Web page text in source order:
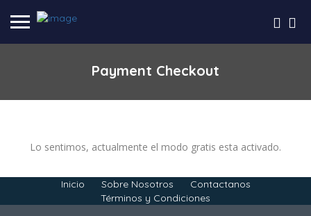
Payment Checkout
Lo sentimos, actualmente el modo gratis esta activado.
Inicio Sobre Nosotros
Contactanos
Términos y Condiciones